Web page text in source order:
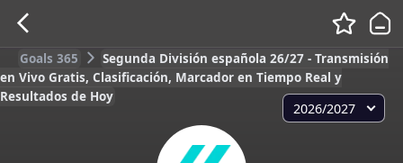
Goals 365
Segunda División española 26/27 - Transmisión
en Vivo Gratis, Clasificación, Marcador en Tiempo Real y
Resultados de Hoy
2026/2027